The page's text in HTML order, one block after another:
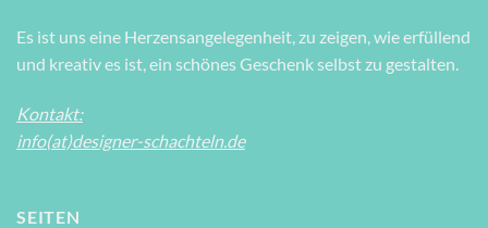
Es ist uns eine Herzensangelegenheit, zu zeigen, wie erfüllend
und kreativ es ist, ein schönes Geschenk selbst zu gestalten.
Kontakt:
info(at)designer-schachteln.de
SEITEN